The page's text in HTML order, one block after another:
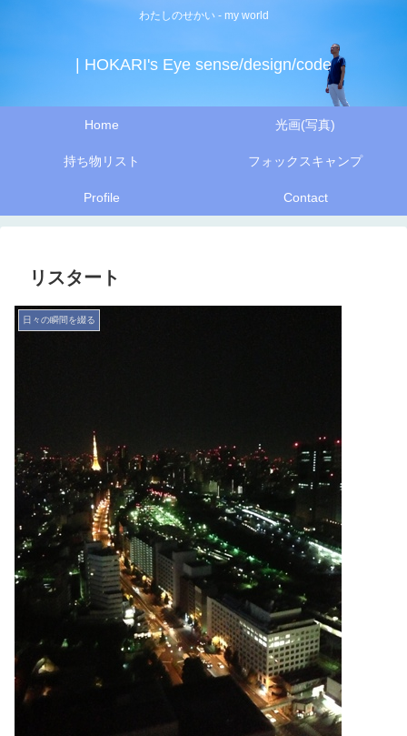
わたしのせかい - my world
| HOKARI's Eye sense/design/code
Home 光画(写真)
持ち物リスト フォックスキャンプ
Profile Contact
リスタート
日々の瞬間を綴る